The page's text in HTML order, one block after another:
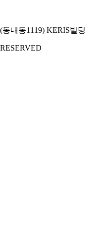
methodological
long-term technology
내동1119) KERIS빌딩